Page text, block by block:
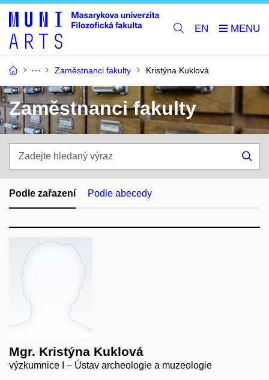
EN
Zaměstnanci fakulty Kristýna Kuklová
Zaměstnanci fakulty
hledaný
výraz
Podle zařazení Podle abecedy
Mgr. Kristýna Kuklová
výzkumnice I – Ústav archeologie a muzeologie